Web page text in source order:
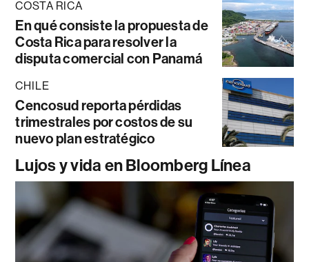
COSTA RICA
En qué consiste la propuesta de
Costa Rica para resolver la
disputa comercial con Panamá
CHILE
Cencosud reporta pérdidas
trimestrales por costos de su
nuevo plan estratégico
Lujos y vida en Bloomberg Línea